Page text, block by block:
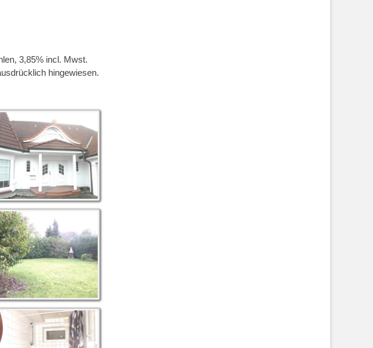
3,85% incl. Mwst.
hingewiesen.